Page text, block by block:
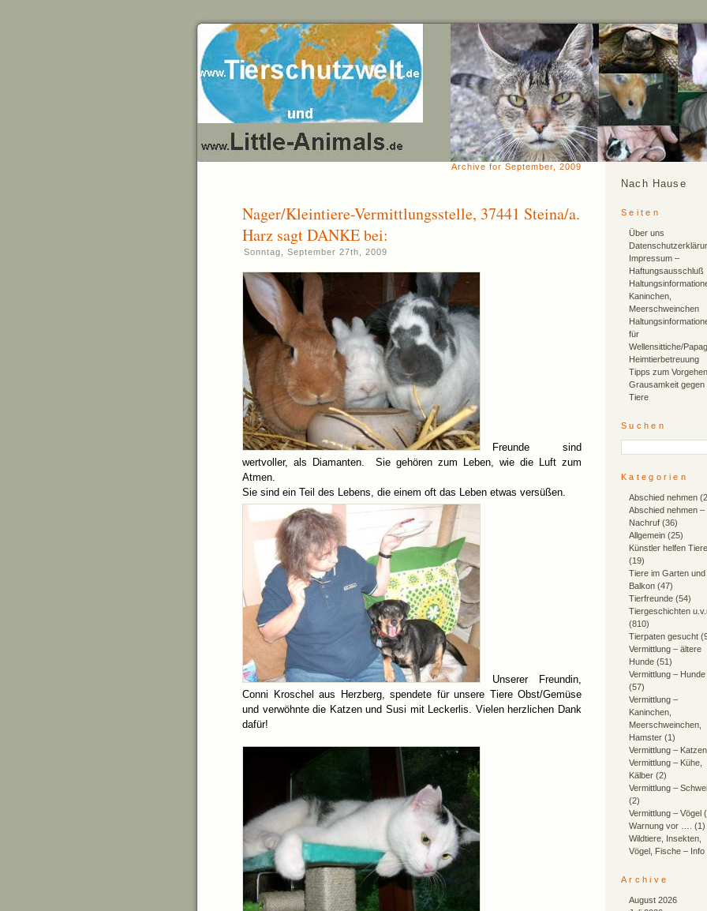
Archive for September, 2009
Nager/Kleintiere-Vermittlungsstelle, 37441 Steina/a.
Harz sagt DANKE bei:
Sonntag, September 27th, 2009
Freunde sind
wertvoller, als Diamanten. Sie gehören zum Leben, wie die Luft zum
Atmen.
Sie sind ein Teil des Lebens, die einem oft das Leben etwas versüßen.
Unserer Freundin,
Conni Kroschel aus Herzberg, spendete für unsere Tiere Obst/Gemüse
und verwöhnte die Katzen und Susi mit Leckerlis. Vielen herzlichen Dank
dafür!
Nach Hause
Seiten
Über uns
Impressum –
Haftungsausschluß
Kaninchen,
Meerschweinchen
für
Wellensittiche/
Heimtierbetreuung
Tipps zum
Grausamkeit gegen
Tiere
Suchen
Kategorien
Abschied nehmen
Abschied nehmen –
Nachruf (36)
Allgemein (25)
Künstler helfen
(19)
Tiere im Garten und
Balkon (47)
Tierfreunde (54)
Tiergeschichten
(810)
Tierpaten gesucht
Vermittlung – ältere
Hunde (51)
Vermittlung – Hunde
(57)
Vermittlung –
Kaninchen,
Meerschweinchen,
Hamster (1)
Vermittlung – Katzen
Vermittlung – Kühe,
Kälber (2)
Vermittlung –
(2)
Vermittlung – Vögel
Warnung vor ….
(1)
Wildtiere, Insekten,
Vögel, Fische – Info
Archive
August 2026